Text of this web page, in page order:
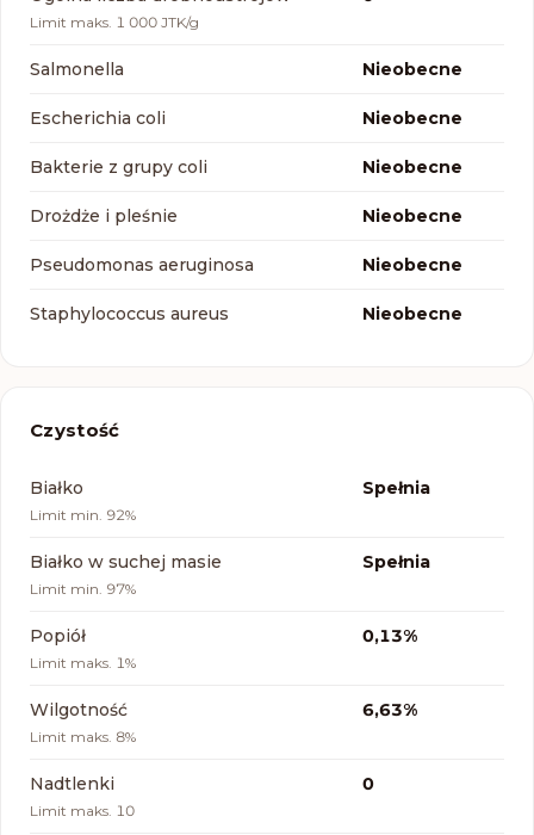
Limit maks. 1 000 JTK/g
Salmonella Nieobecne
Escherichia coli Nieobecne
Bakterie z grupy coli Nieobecne
Drożdże i pleśnie Nieobecne
Pseudomonas aeruginosa Nieobecne
Staphylococcus aureus Nieobecne
Czystość
Parametr
Białko
Limit min. 92%
Spełnia
Białko w suchej masie
Limit min. 97%
Spełnia
Popiół
Limit maks. 1%
0,13%
Wilgotność
Limit maks. 8%
6,63%
Nadtlenki
Limit maks. 10
0